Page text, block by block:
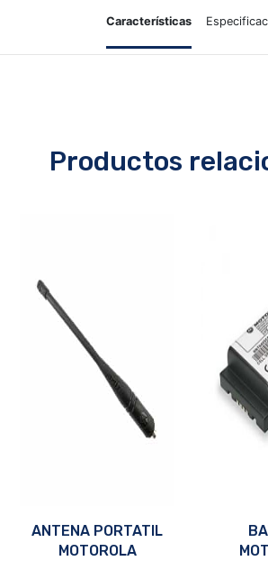
Características
Productos
ANTENA PORTATIL
MOTOROLA